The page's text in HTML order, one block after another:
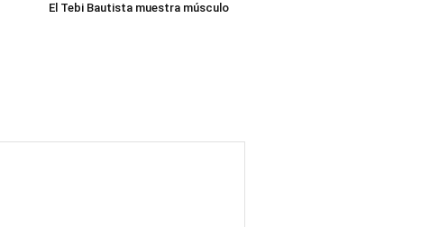
El Tebi Bautista muestra músculo